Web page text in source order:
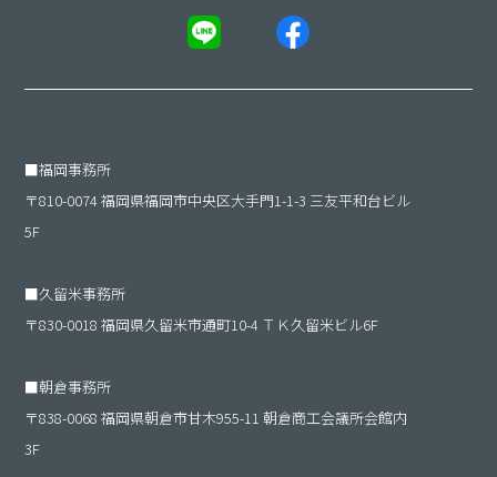
■福岡事務所
〒810-0074 福岡県福岡市中央区大手門1-1-3 三友平和台ビル
5F
■久留米事務所
〒830-0018 福岡県久留米市通町10-4 ＴＫ久留米ビル6F
■朝倉事務所
〒838-0068 福岡県朝倉市甘木955-11 朝倉商工会議所会館内
3F